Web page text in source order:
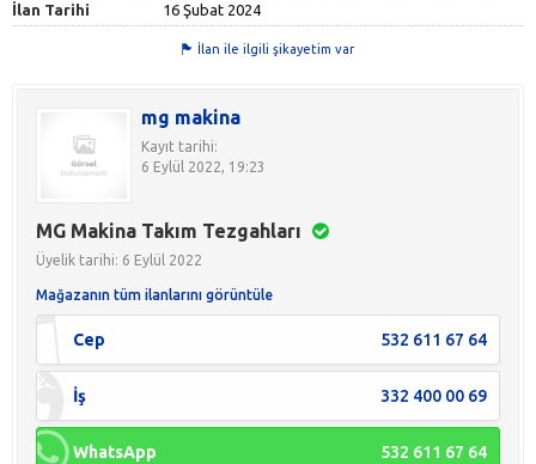
İlan Tarihi
16 Şubat 2024
İlan ile ilgili şikayetim var
mg makina
Kayıt tarihi:
6 Eylül 2022, 19:23
MG Makina Takım Tezgahları
Üyelik tarihi: 6 Eylül 2022
Mağazanın tüm ilanlarını görüntüle
Cep 532 611 67 64
İş 332 400 00 69
WhatsApp 532 611 67 64